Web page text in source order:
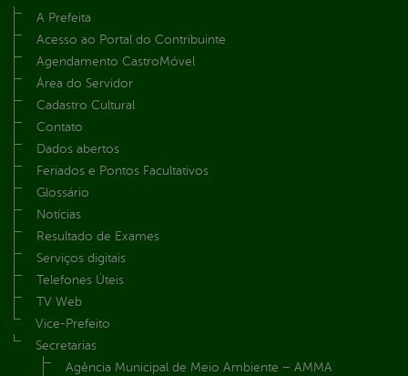
A Prefeita
Acesso ao Portal do Contribuinte
Agendamento CastroMóvel
Área do Servidor
Cadastro Cultural
Contato
Dados abertos
Feriados e Pontos Facultativos
Glossário
Notícias
Resultado de Exames
Serviços digitais
Telefones Úteis
TV Web
Vice-Prefeito
Secretarias
Agência Municipal de Meio Ambiente – AMMA